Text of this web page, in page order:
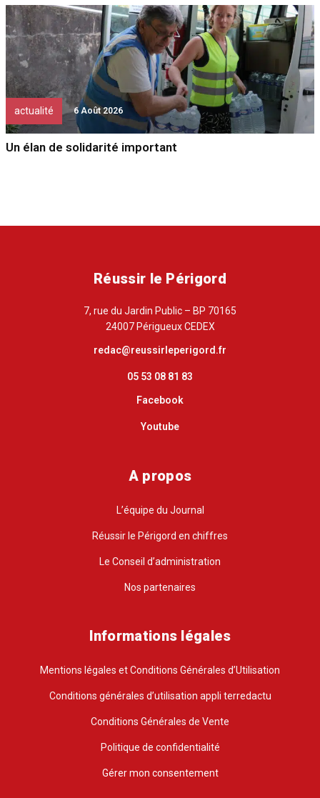
actualité 6 Août 2026
Un élan de solidarité important
Réussir le Périgord
7, rue du Jardin Public – BP 70165
24007 Périgueux CEDEX
redac@reussirleperigord.fr
05 53 08 81 83
Facebook
Youtube
A propos
L’équipe du Journal
Réussir le Périgord en chiffres
Le Conseil d’administration
Nos partenaires
Informations légales
Mentions légales et Conditions Générales d’Utilisation
Conditions générales d’utilisation appli terredactu
Conditions Générales de Vente
Politique de confidentialité
Gérer mon consentement